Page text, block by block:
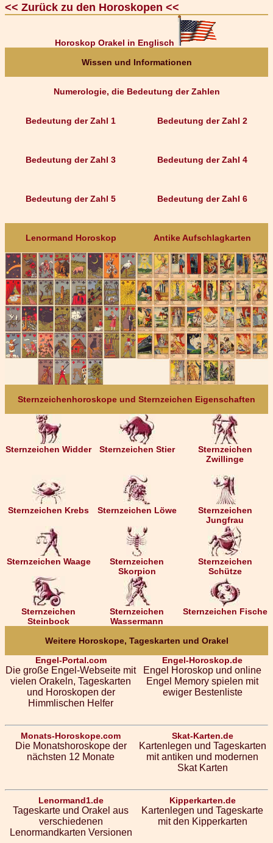
<< Zurück zu den Horoskopen <<
Horoskop Orakel in Englisch
Wissen und Informationen
Numerologie, die Bedeutung der Zahlen
Bedeutung der Zahl 1
Bedeutung der Zahl 3
Bedeutung der Zahl 5
Bedeutung der Zahl 2
Bedeutung der Zahl 4
Bedeutung der Zahl 6
Lenormand Horoskop Antike Aufschlagkarten
Sternzeichenhoroskope und Sternzeichen Eigenschaften
Sternzeichen Widder Sternzeichen Stier
Sternzeichen
Zwillinge
Sternzeichen Krebs Sternzeichen Löwe
Sternzeichen
Jungfrau
Sternzeichen Waage
Sternzeichen
Skorpion
Sternzeichen
Schütze
Sternzeichen
Steinbock
Sternzeichen
Wassermann
Sternzeichen Fische
Weitere Horoskope, Tageskarten und Orakel
Engel-Portal.com
Die große Engel-Webseite mit
vielen Orakeln, Tageskarten
und Horoskopen der
Himmlischen Helfer
Engel-Horoskop.de
Engel Horoskop und online
Engel Memory spielen mit
ewiger Bestenliste
Monats-Horoskope.com
Die Monatshoroskope der
nächsten 12 Monate
Skat-Karten.de
Kartenlegen und Tageskarten
mit antiken und modernen
Skat Karten
Lenormand1.de
Tageskarte und Orakel aus
verschiedenen
Lenormandkarten Versionen
Kipperkarten.de
Kartenlegen und Tageskarte
mit den Kipperkarten